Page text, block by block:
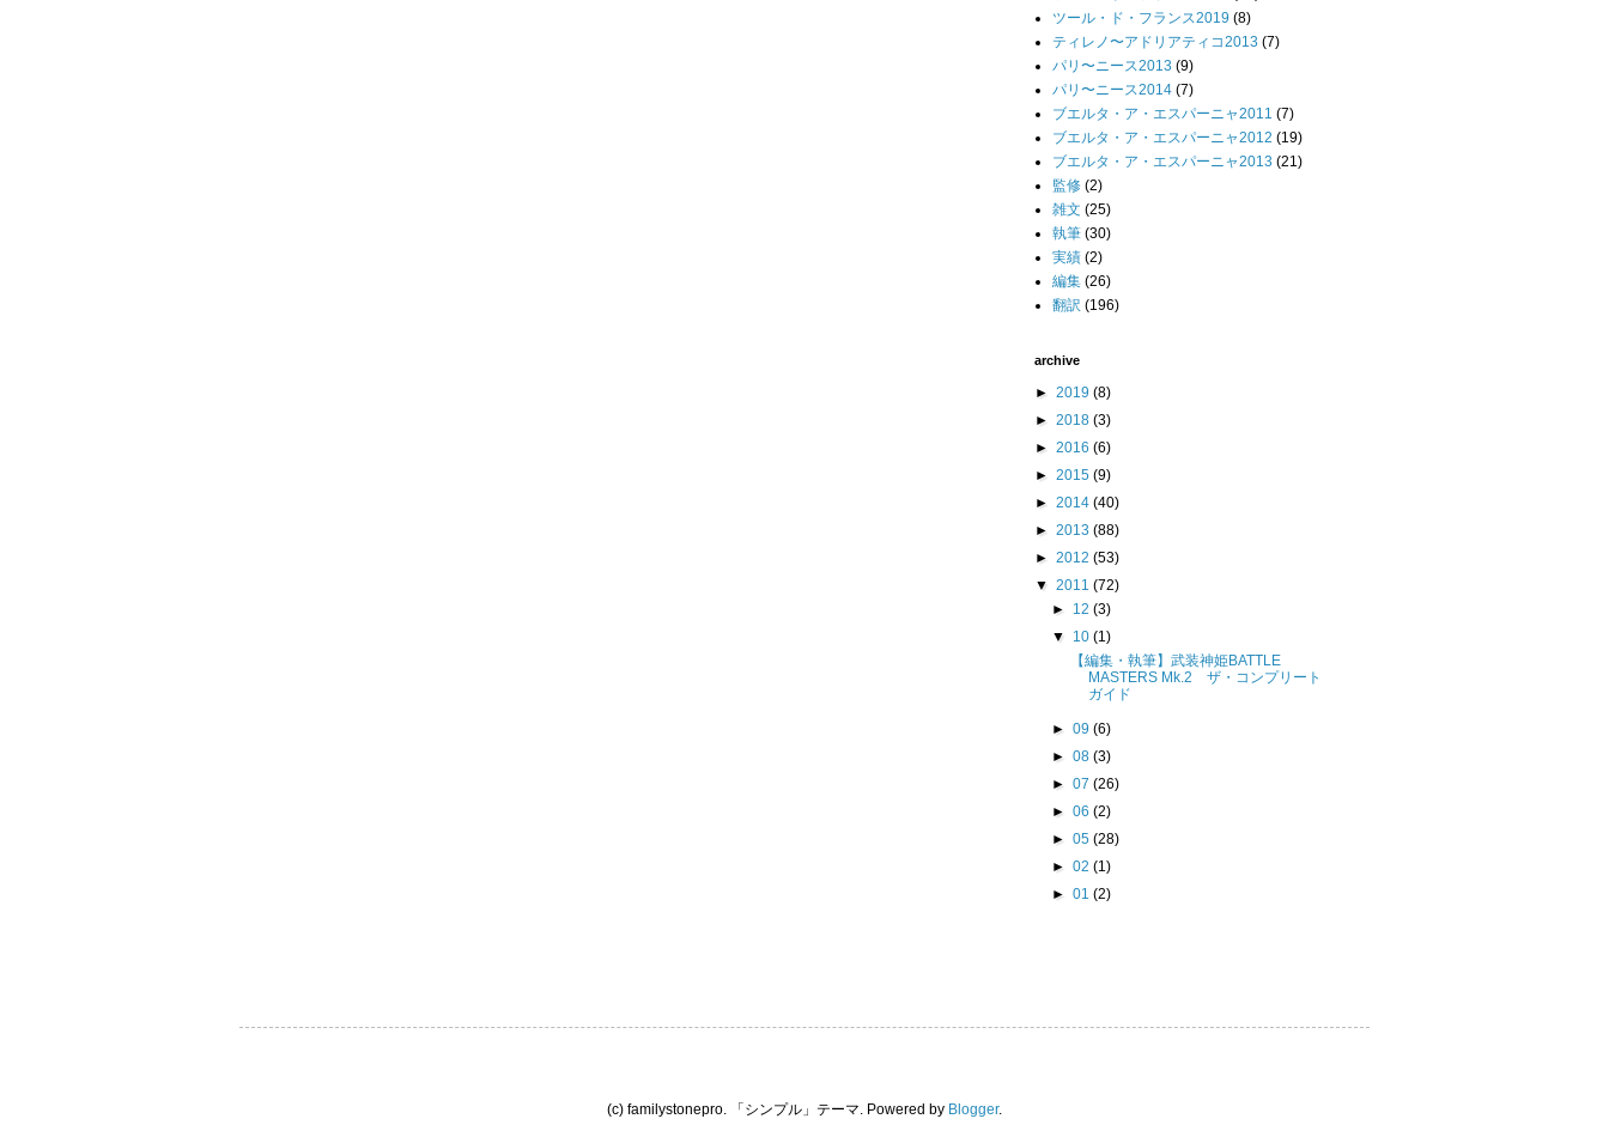
ツール・ド・フランス2019 (8)
ティレノ〜アドリアティコ2013 (7)
パリ〜ニース2013 (9)
パリ〜ニース2014 (7)
ブエルタ・ア・エスパーニャ2011 (7)
ブエルタ・ア・エスパーニャ2012 (19)
ブエルタ・ア・エスパーニャ2013 (21)
監修 (2)
雑文 (25)
執筆 (30)
実績 (2)
編集 (26)
翻訳 (196)
archive
► 2019 (8)
► 2018 (3)
► 2016 (6)
► 2015 (9)
► 2014 (40)
► 2013 (88)
► 2012 (53)
▼ 2011 (72)
► 12(3)
▼ 10(1)
【編集・執筆】武装神姫BATTLE
MASTERS Mk.2 ザ・コンプリート
ガイド
►09(6)
►08(3)
►07(26)
►06(2)
►05(28)
►02(1)
►01(2)
(c) familystonepro. 「シンプル」テーマ. Powered by Blogger.